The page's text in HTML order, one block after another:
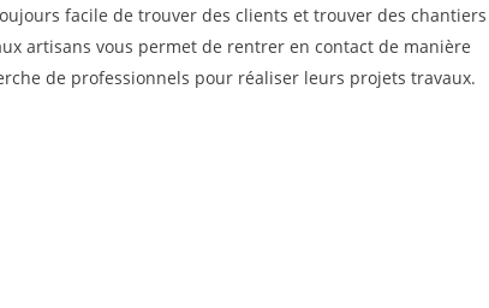
facile de trouver des clients et trouver des chantiers
artisans vous permet de rentrer en contact de manière
de professionnels pour réaliser leurs projets travaux.